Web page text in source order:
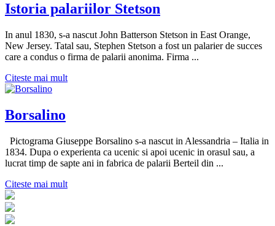
Istoria palariilor Stetson
In anul 1830, s-a nascut John Batterson Stetson in East Orange,
New Jersey. Tatal sau, Stephen Stetson a fost un palarier de succes
care a condus o firma de palarii anonima. Firma ...
Citeste mai mult
Borsalino
Pictograma Giuseppe Borsalino s-a nascut in Alessandria – Italia in
1834. Dupa o experienta ca ucenic si apoi ucenic in orasul sau, a
lucrat timp de sapte ani in fabrica de palarii Berteil din ...
Citeste mai mult